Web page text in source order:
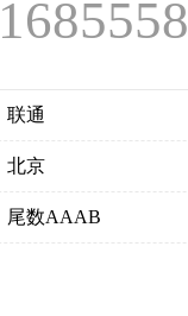
联通
北京
尾数AAAB